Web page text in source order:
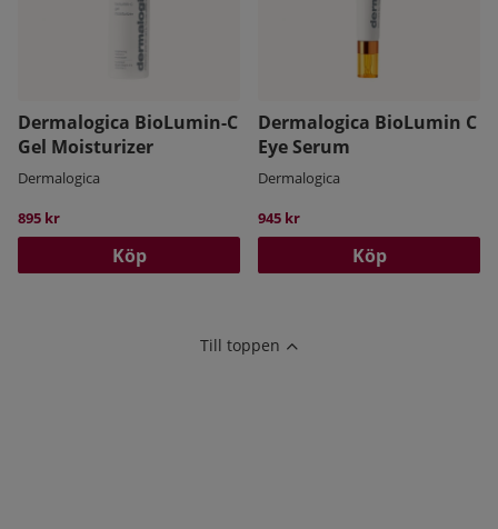
Dermalogica BioLumin-C
Gel Moisturizer
Dermalogica
895 kr
Köp
Dermalogica BioLumin C
Eye Serum
Dermalogica
945 kr
Köp
Till toppen